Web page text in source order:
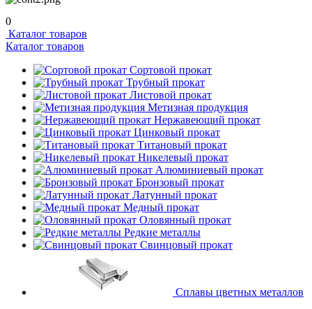
0
Каталог товаров
Каталог товаров
Сортовой прокат
Трубный прокат
Листовой прокат
Метизная продукция
Нержавеющий прокат
Цинковый прокат
Титановый прокат
Никелевый прокат
Алюминиевый прокат
Бронзовый прокат
Латунный прокат
Медный прокат
Оловянный прокат
Редкие металлы
Свинцовый прокат
Сплавы цветных металлов